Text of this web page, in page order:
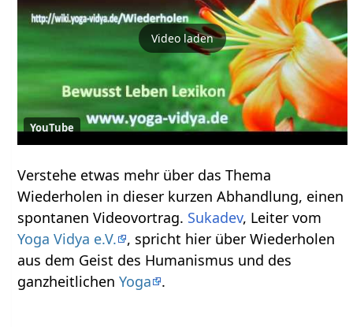
Video laden
YouTube
Verstehe etwas mehr über das Thema
Wiederholen‏‎ in dieser kurzen Abhandlung, einen
spontanen Videovortrag. Sukadev, Leiter vom
Yoga Vidya e.V.
, spricht hier über Wiederholen‏‎
aus dem Geist des Humanismus und des
ganzheitlichenYoga .